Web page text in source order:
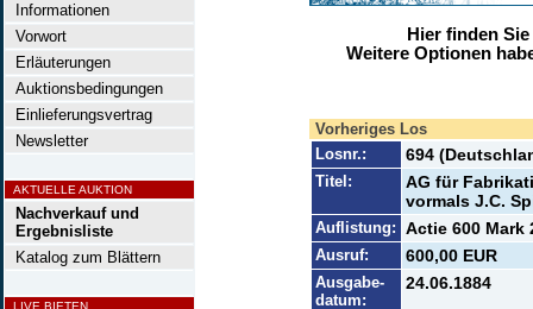
Informationen
Vorwort
Erläuterungen
Auktionsbedingungen
Einlieferungsvertrag
Newsletter
AKTUELLE AUKTION
Nachverkauf und
Ergebnisliste
Katalog zum Blättern
LIVE BIETEN
Hier finden
Weitere Optionen
Vorheriges Los
Losnr.:
694
Titel:
AG für
vormals J.C.
Auflistung: Actie 600 Mark
Ausruf: 600,00 EUR
Ausgabe-
datum:
24.06.1884